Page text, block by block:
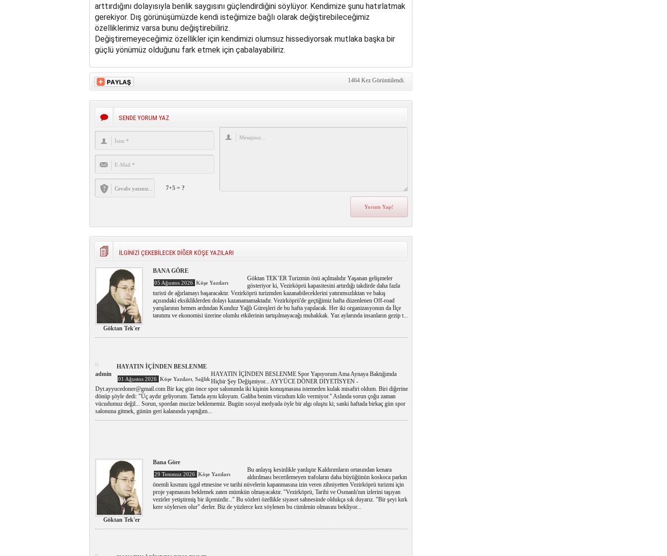
arttırdığını dolayısıyla benlik saygısını güçlendirdiğini söylüyor. Kendimize şunu hatırlatmak
gerekiyor. Dış görünüşümüzde kendi isteğimize bağlı olarak değiştirebileceğimiz
özelliklerimiz varsa bunu değiştirebiliriz.
Değiştiremeyeceğimiz özellikler için kendimizi olumsuz hissediyorsak mutlaka başka bir
güçlü yönümüz olduğunu fark etmek için çabalayabiliriz.
1464 Kez Görüntülendi.
SENDE YORUM YAZ
7+5 = ?
İLGİNİZİ ÇEKEBİLECEK DİĞER KÖŞE YAZILARI
Göktan Tek'er
BANA GÖRE
05 Ağustos 2026 Köşe Yazıları
Göktan TEK’ER Turizmin önü açılmalıdır Yaşanan gelişmeler
gösteriyor ki, Vezirköprü kapasitesini artırdığı takdirde daha fazla
turisti de ağırlamayı başaracaktır. Vezirköprü turizmden kazanabileceklerini yatırımsızlıktan ve bakış
açısındaki eksikliklerden dolayı kazanamamaktadır. Vezirköprü'de geçtiğimiz hafta düzenlenen Off-road
yarışlarının hemen ardından Kunduz Yağlı Güreşleri de bu hafta yapılacak. Her iki organizasyonun da İlçe
tanıtımı ve ekonomisi üzerine olumlu etkilerinin tartışılmayacağı muhakkak. Yaz aylarında insanların gezip t...
admin
HAYATIN İÇİNDEN BESLENME
01 Ağustos 2026 Köşe Yazıları, Sağlık
HAYATIN İÇİNDEN BESLENME Spor Yapıyorum Ama Aynaya Baktığımda
Hiçbir Şey Değişmiyor... AYYÜCE DÖNER DİYETİSYEN -
Dyt.ayyucedoner@gmail.com Bir kaç gün önce spor salonunda iki kişinin konuşmasına istemeden kulak misafiri oldum. Biri diğerine
dönüp şöyle dedi: "Üç aydır geliyorum. Tartıda aynı kiloyum. Galiba benim vücudum kilo vermiyor." Aslında sorun çoğu zaman
vücudumuz değil... Sorun, spordan mucize beklememiz. Bugün sosyal medyada öyle bir algı oluştu ki; sanki haftada birkaç gün spor
salonuna gitmek, günün geri kalanında yaptığım...
Göktan Tek'er
Bana Göre
29 Temmuz 2026 Köşe Yazıları
Bu anlayış kesinlikle yanlıştır Kaldırımların ortasından kenara
aldırılması becerilemeyen trafoların daha büyüğünün koskoca parkın
önemli kısmını işgal etmesine ve tarihi nüvelerin kapanmasına izin veren zihniyetten Vezirköprü turizmi için
proje yapmasını beklemek zaten mümkün olmayacaktır. "Vezirköprü, Tarihi ve Osmanlı'nın izlerini taşıyan
vezirler yetiştirmiş bir ilçemizdir..." Bu sözleri özellikle siyaset sahnesinde oldukça sık duyarız. "Bir şeyi kırk
kere söylersen olur" derler. Biz de yüzlerce kez söylenen bu cümlenin olmasını bekliyor...